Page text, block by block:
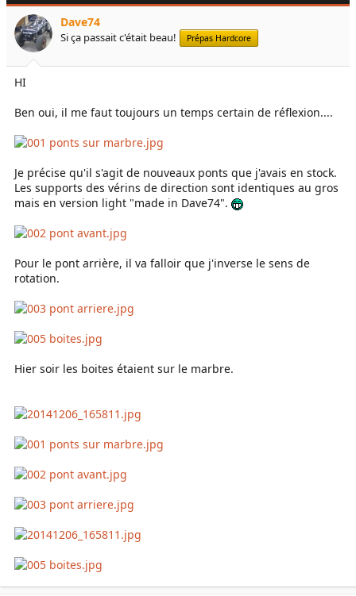
Dave74
Si ça passait c'était beau! Prépas Hardcore
HI
Ben oui, il me faut toujours un temps certain de réflexion....
Je précise qu'il s'agit de nouveaux ponts que j'avais en stock.
Les supports des vérins de direction sont identiques au gros
mais en version light "made in Dave74".
Pour le pont arrière, il va falloir que j'inverse le sens de
rotation.
Hier soir les boites étaient sur le marbre.